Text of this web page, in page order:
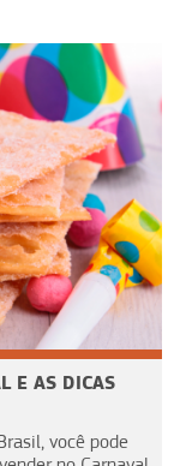
E AS DICAS
você pode